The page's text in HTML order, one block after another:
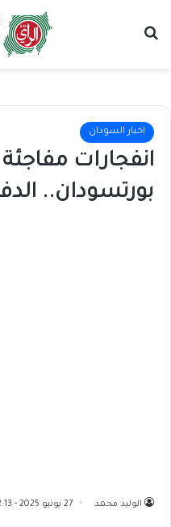
اخبار السودان
انفجارات
بورتسودان..
الوليد محمد 27 يونيو 2025 - 2:13 صباحًا